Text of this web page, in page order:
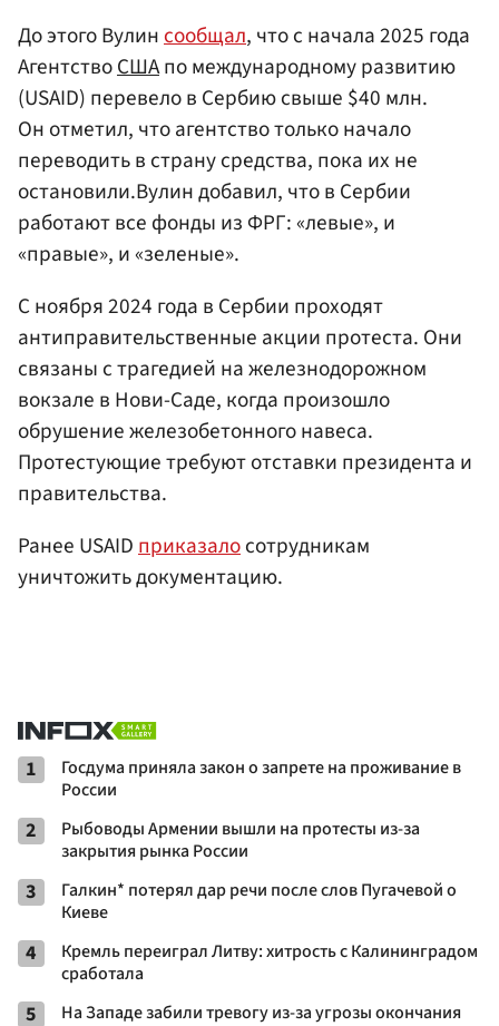
До этого Вулинсообщал, что с начала 2025 года
АгентствоСШАпо международному развитию
(USAID) перевело в Сербию свыше $40 млн.
Он отметил, что агентство только начало
переводить в страну средства, пока их не
остановили.Вулин добавил, что в Сербии
работают все фонды из ФРГ: «левые», и
«правые», и «зеленые».
С ноября 2024 года в Сербии проходят
антиправительственные акции протеста. Они
связаны с трагедией на железнодорожном
вокзале в Нови-Саде, когда произошло
обрушение железобетонного навеса.
Протестующие требуют отставки президента и
правительства.
Ранее USAIDприказалосотрудникам
уничтожить документацию.
1
Госдума приняла закон о запрете на проживание в
России
2
Рыбоводы Армении вышли на протесты из-за
закрытия рынка России
3
Галкин* потерял дар речи после слов Пугачевой о
Киеве
4
Кремль переиграл Литву: хитрость с Калининградом
сработала
5
На Западе забили тревогу из-за угрозы окончания